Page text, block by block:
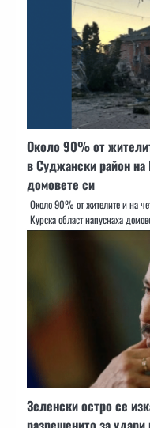
Около 90% от
в Суджански район на
домовете си
Около 90% от жителите и на
Курска област напуснаха
Зеленски остро се